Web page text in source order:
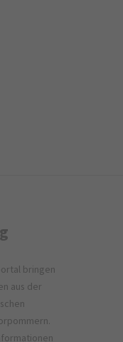
bringen
aus der